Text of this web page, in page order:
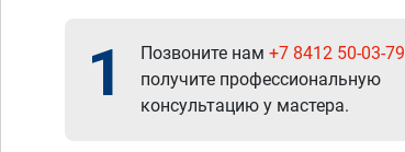
1 Позвоните нам +7 8412 50-03-79
получите профессиональную
консультацию у мастера.